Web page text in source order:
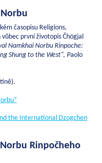
časopisu Religions,
první životopis Čhögjal
Namkhai Norbu Rinpoche:
Shung to the West“, Paolo
the International Dzogchen
Rinpočheho